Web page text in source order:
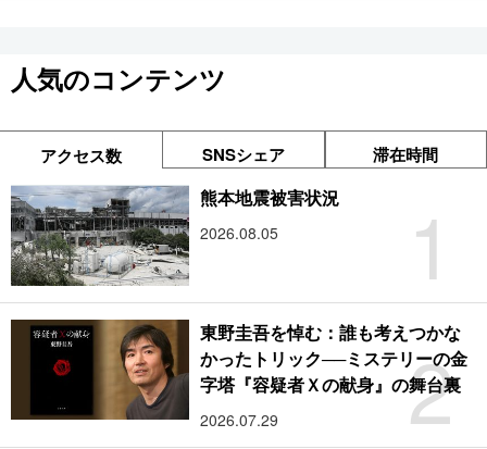
人気のコンテンツ
アクセス数 SNSシェア 滞在時間
1
熊本地震被害状況
2026.08.05
2
東野圭吾を悼む：誰も考えつかな
かったトリック──ミステリーの金
字塔『容疑者Ｘの献身』の舞台裏
2026.07.29